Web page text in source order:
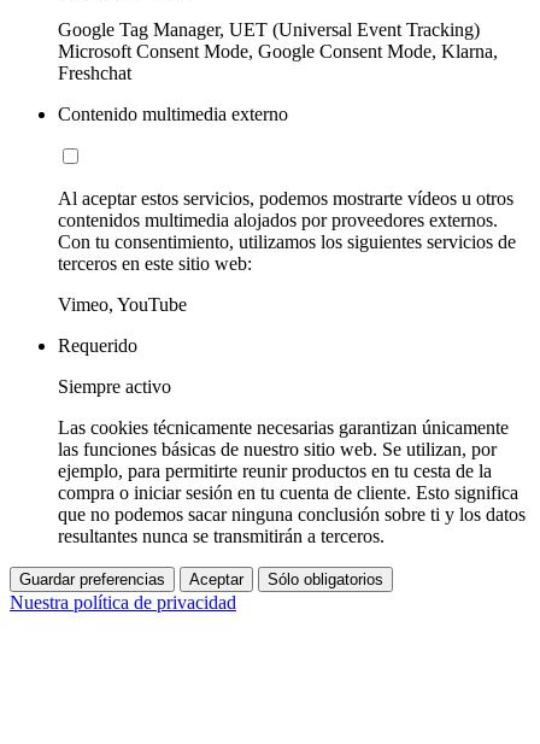
Google Tag Manager, UET (Universal Event Tracking)
Microsoft Consent Mode, Google Consent Mode, Klarna,
Freshchat
Contenido multimedia externo
Al aceptar estos servicios, podemos mostrarte vídeos u otros
contenidos multimedia alojados por proveedores externos.
Con tu consentimiento, utilizamos los siguientes servicios de
terceros en este sitio web:
Vimeo, YouTube
Requerido
Siempre activo
Las cookies técnicamente necesarias garantizan únicamente
las funciones básicas de nuestro sitio web. Se utilizan, por
ejemplo, para permitirte reunir productos en tu cesta de la
compra o iniciar sesión en tu cuenta de cliente. Esto significa
que no podemos sacar ninguna conclusión sobre ti y los datos
resultantes nunca se transmitirán a terceros.
Guardar preferencias Aceptar Sólo obligatorios
Nuestra política de privacidad